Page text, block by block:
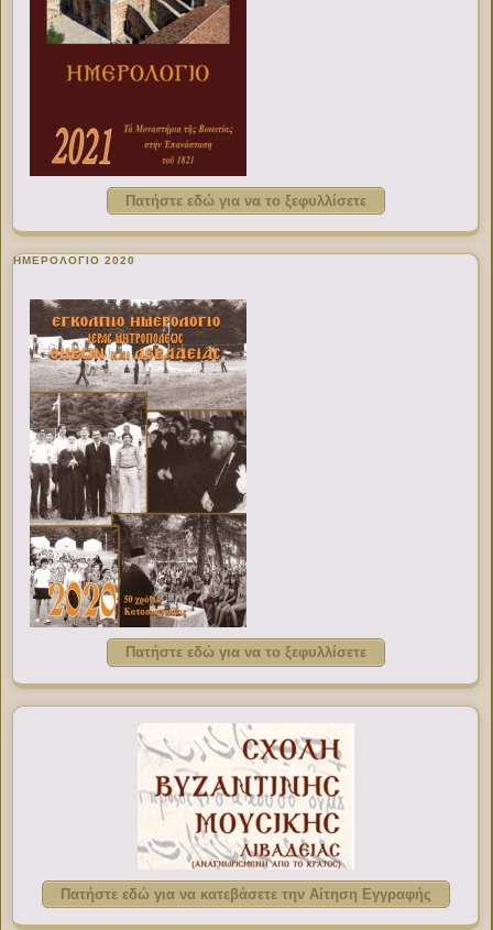
Πατήστε εδώ για να το ξεφυλλίσετε
ΗΜΕΡΟΛΟΓΙΟ 2020
Πατήστε εδώ για να το ξεφυλλίσετε
Πατήστε εδώ για να κατεβάσετε την Αίτηση Εγγραφής